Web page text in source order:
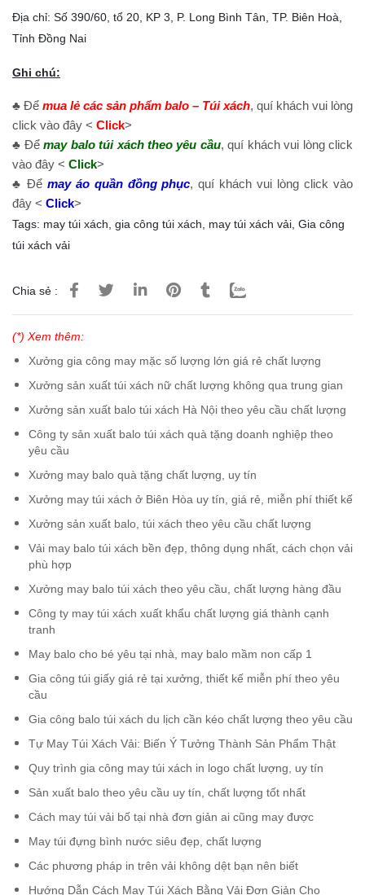
Địa chỉ: Số 390/60, tổ 20, KP 3, P. Long Bình Tân, TP. Biên Hoà,
Tỉnh Đồng Nai
Ghi chú:
♣ Để mua lẻ các sản phẩm balo – Túi xách, quí khách vui lòng
click vào đây < Click>
♣ Đểmay balo túi xách theo yêu cầu, quí khách vui lòng click
vào đây < Click>
♣ Để may áo quần đồng phục, quí khách vui lòng click vào
đây < Click>
Tags: may túi xách gia công túi xách may túi xách vải Gia công
túi xách vải
Chia sẻ :
(*) Xem thêm:
Xưởng gia công may mặc số lượng lớn giá rẻ chất lượng
Xưởng sản xuất túi xách nữ chất lượng không qua trung gian
Xưởng sản xuất balo túi xách Hà Nội theo yêu cầu chất lượng
Công ty sản xuất balo túi xách quà tặng doanh nghiệp theo
yêu cầu
Xưởng may balo quà tặng chất lượng, uy tín
Xưởng may túi xách ở Biên Hòa uy tín, giá rẻ, miễn phí thiết kế
Xưởng sản xuất balo, túi xách theo yêu cầu chất lượng
Vải may balo túi xách bền đẹp, thông dụng nhất, cách chọn vải
phù hợp
Xưởng may balo túi xách theo yêu cầu, chất lượng hàng đầu
Công ty may túi xách xuất khẩu chất lượng giá thành cạnh
tranh
May balo cho bé yêu tại nhà, may balo mầm non cấp 1
Gia công túi giấy giá rẻ tại xưởng, thiết kế miễn phí theo yêu
cầu
Gia công balo túi xách du lịch cần kéo chất lượng theo yêu cầu
Tự May Túi Xách Vải: Biến Ý Tưởng Thành Sản Phẩm Thật
Quy trình gia công may túi xách in logo chất lượng, uy tín
Sản xuất balo theo yêu cầu uy tín, chất lượng tốt nhất
Cách may túi vải bố tại nhà đơn giản ai cũng may được
May túi đựng bình nước siêu đẹp, chất lượng
Các phương pháp in trên vải không dệt bạn nên biết
Hướng Dẫn Cách May Túi Xách Bằng Vải Đơn Giản Cho